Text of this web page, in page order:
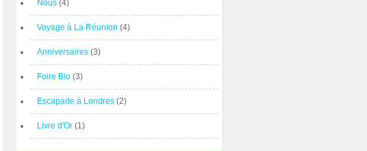
Nous (4)
Voyage à La Réunion (4)
Anniversaires (3)
Foire Bio (3)
Escapade à Londres (2)
Livre d'Or (1)